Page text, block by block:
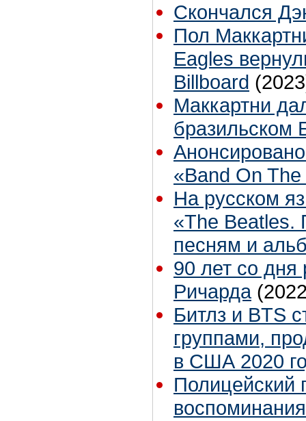
Скончался
Пол
Eagles
Billboard
Маккартни
бразильском
«Band On
На русском
«The Beatles.
песням и
90 лет со дня
Ричарда
Битлз и BTS
группами,
в США 2020
Полицейский